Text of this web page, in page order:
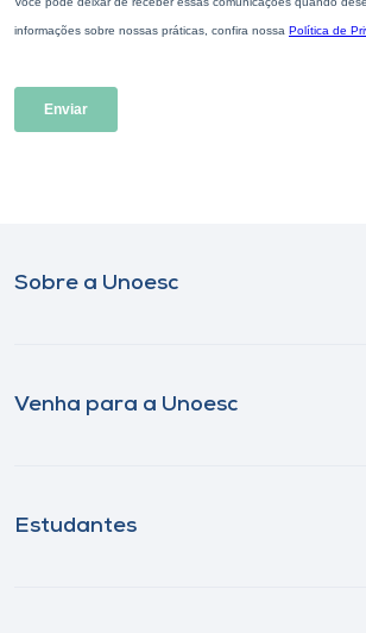
Sobre a Unoesc
Venha para a Unoesc
Estudantes